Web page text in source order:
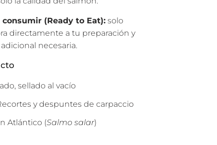
(Ready to Eat):solo
directamente a tu preparación y
necesaria.
sellado al vacío
y despuntes de carpaccio
Atlántico (Salmo salar)